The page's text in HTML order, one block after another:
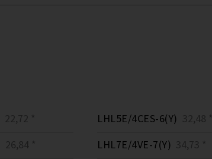
22,72 *
26,84 *
LHL5E/4CES-6(Y) 32,48 *
LHL7E/4VE-7(Y) 34,73 *